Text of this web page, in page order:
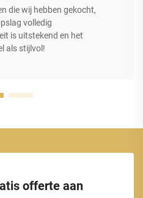
die wij hebben gekocht,
volledig
is uitstekend en het
als stijlvol!
offerte aan